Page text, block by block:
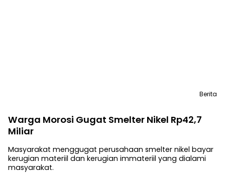
Warga Morosi Gugat Smelter Nikel Rp42,7
Miliar
Masyarakat menggugat perusahaan smelter nikel bayar
kerugian materiil dan kerugian immateriil yang dialami
masyarakat.
Berita